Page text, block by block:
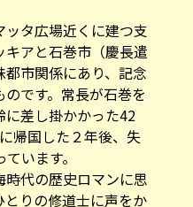
タ広場近くに建つ支
アと石巻市（慶長遣
市関係にあり、記念
です。常長が石巻を
差し掛かかった42
帰国した２年後、失
います。
代の歴史ロマンに思
りの修道士に声をか